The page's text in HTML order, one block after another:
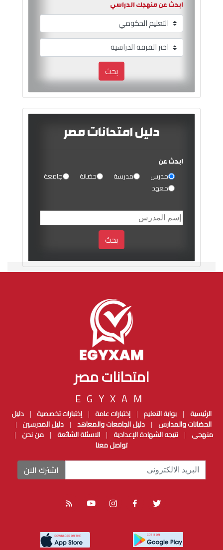
ابحث عن منهجك الدراسي
بحث
دليل امتحانات مصر
ابحث عن
مدرس مدرسة حضانة
جامعة
معهد
بحث
امتحانات مصر
EGYXAM
الرئيسية | بوابة التعليم | إختبارات عامة | إختبارات تخصصية | دليل
الحضانات والمدارس | دليل الجامعات والمعاهد | دليل المدرسين |
منهجى |نتيجه الشهادة الإعدادية |الاسئلة الشائعة |من نحن |
تواصل معنا
اشترك الان